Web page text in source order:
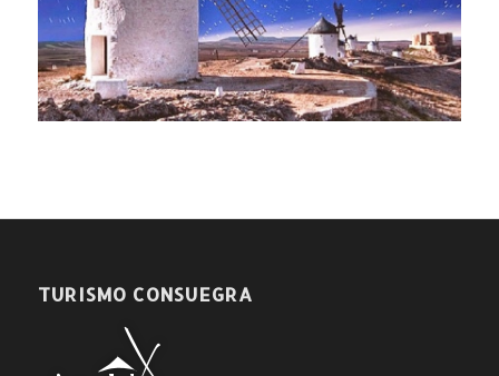
TURISMO CONSUEGRA